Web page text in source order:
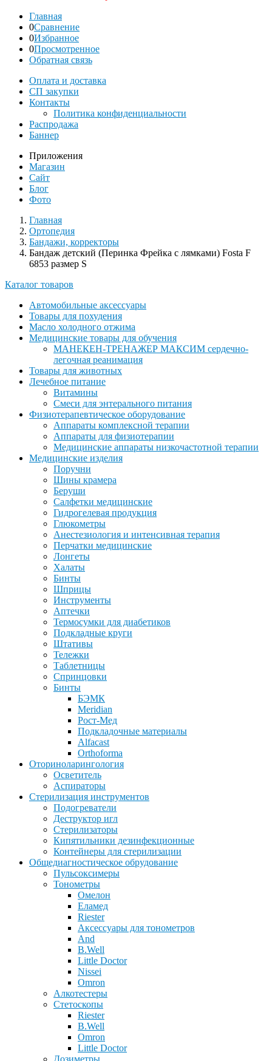
Главная
0Сравнение
0Избранное
0Просмотренное
Обратная связь
Оплата и доставка
СП закупки
Контакты
Политика конфиденциальности
Распродажа
Баннер
Приложения
Магазин
Сайт
Блог
Фото
Главная
Ортопедия
Бандажи, корректоры
Бандаж детский (Перинка Фрейка с лямками) Fosta F
6853 размер S
Каталог товаров
Автомобильные аксессуары
Товары для похудения
Масло холодного отжима
Медицинские товары для обучения
МАНЕКЕН-ТРЕНАЖЕР МАКСИМ сердечно-
легочная реанимация
Товары для животных
Лечебное питание
Витамины
Смеси для энтерального питания
Физиотерапевтическое оборудование
Аппараты комплексной терапии
Аппараты для физиотерапии
Медицинские аппараты низкочастотной терапии
Медицинские изделия
Поручни
Шины крамера
Беруши
Салфетки медицинские
Гидрогелевая продукция
Глюкометры
Анестезиология и интенсивная терапия
Перчатки медицинские
Лонгеты
Халаты
Бинты
Шприцы
Инструменты
Аптечки
Термосумки для диабетиков
Подкладные круги
Штативы
Тележки
Таблетницы
Спринцовки
Бинты
БЭМК
Meridian
Рост-Мед
Подкладочные материалы
Alfacast
Orthoforma
Оториноларингология
Осветитель
Аспираторы
Стерилизация инструментов
Подогреватели
Деструктор игл
Стерилизаторы
Кипятильники дезинфекционные
Контейнеры для стерилизации
Общедиагностическое обрудование
Пульсоксимеры
Тонометры
Омелон
Еламед
Riester
Аксессуары для тонометров
And
B.Well
Little Doctor
Nissei
Omron
Алкотестеры
Стетоскопы
Riester
B.Well
Omron
Little Doctor
Дозиметры